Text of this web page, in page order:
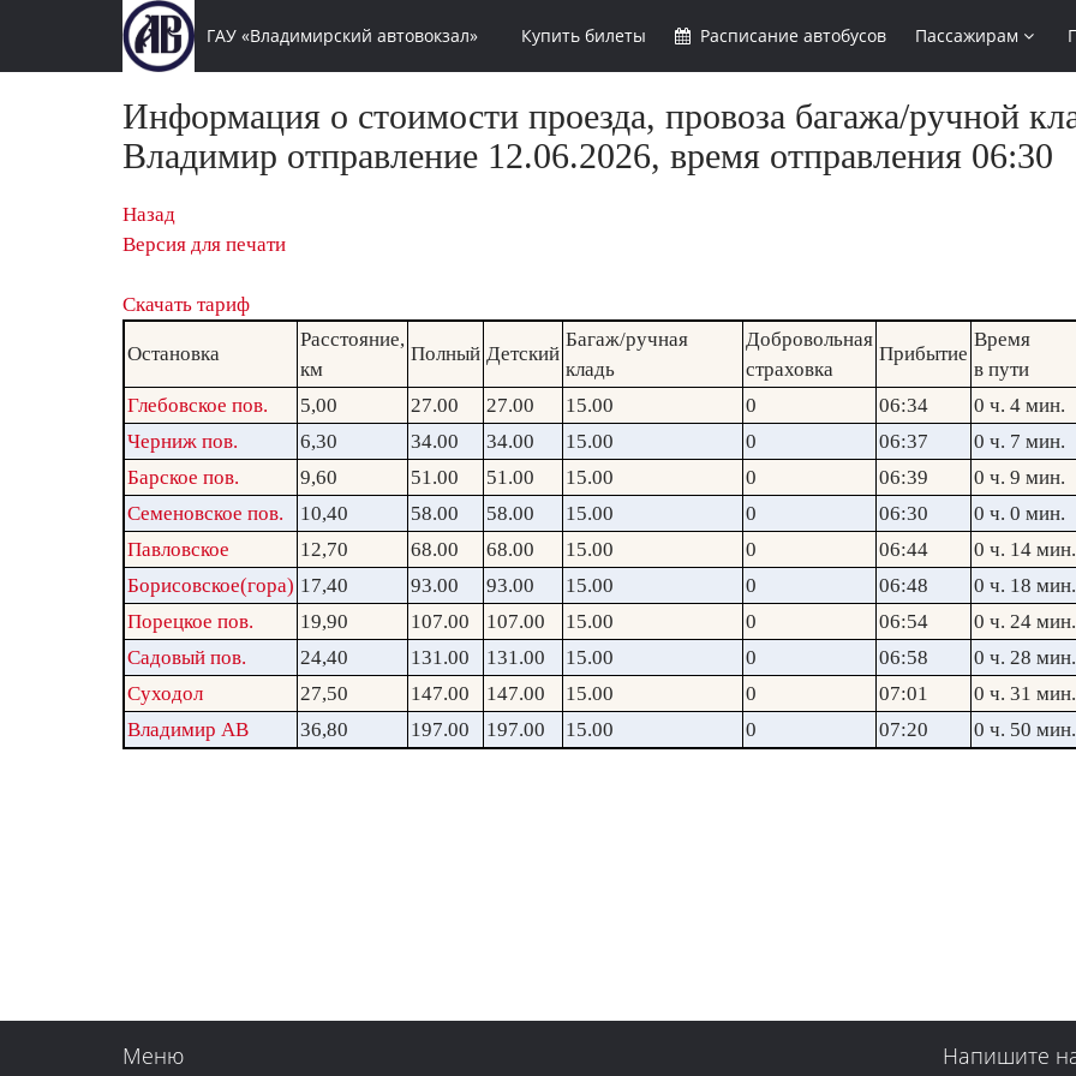
ГАУ «Владимирский автовокзал» Купить билеты Расписание автобусов Пассажирам
Информация о стоимости проезда, провоза багажа/ручной
Владимир отправление 12.06.2026, время отправления 06:30
Назад
Версия для печати
Скачать тариф
Остановка
Расстояние,
км
Полный Детский
Багаж/ручная
кладь
Добровольная
страховка
Прибытие
Время
в пути
Глебовское пов.
5,00 27.00 27.00 15.00 0 06:34
0 ч. 4 мин.
Черниж пов.
6,30 34.00 34.00 15.00 0 06:37
0 ч. 7 мин.
Барское пов.
9,60 51.00 51.00 15.00 0 06:39
0 ч. 9 мин.
Семеновское пов.
10,40 58.00 58.00 15.00 0 06:30
0 ч. 0 мин.
Павловское
12,70 68.00 68.00 15.00 0 06:44
0 ч. 14 мин.
Борисовское(гора) 17,40 93.00 93.00 15.00 0 06:48
0 ч. 18 мин.
Порецкое пов.
19,90 107.00 107.00 15.00 0 06:54
0 ч. 24 мин.
Садовый пов.
24,40 131.00 131.00 15.00 0 06:58
0 ч. 28 мин.
Суходол
27,50 147.00 147.00 15.00 0 07:01
0 ч. 31 мин.
Владимир АВ
36,80 197.00 197.00 15.00 0 07:20 0 ч. 50 мин.
Меню Напишите